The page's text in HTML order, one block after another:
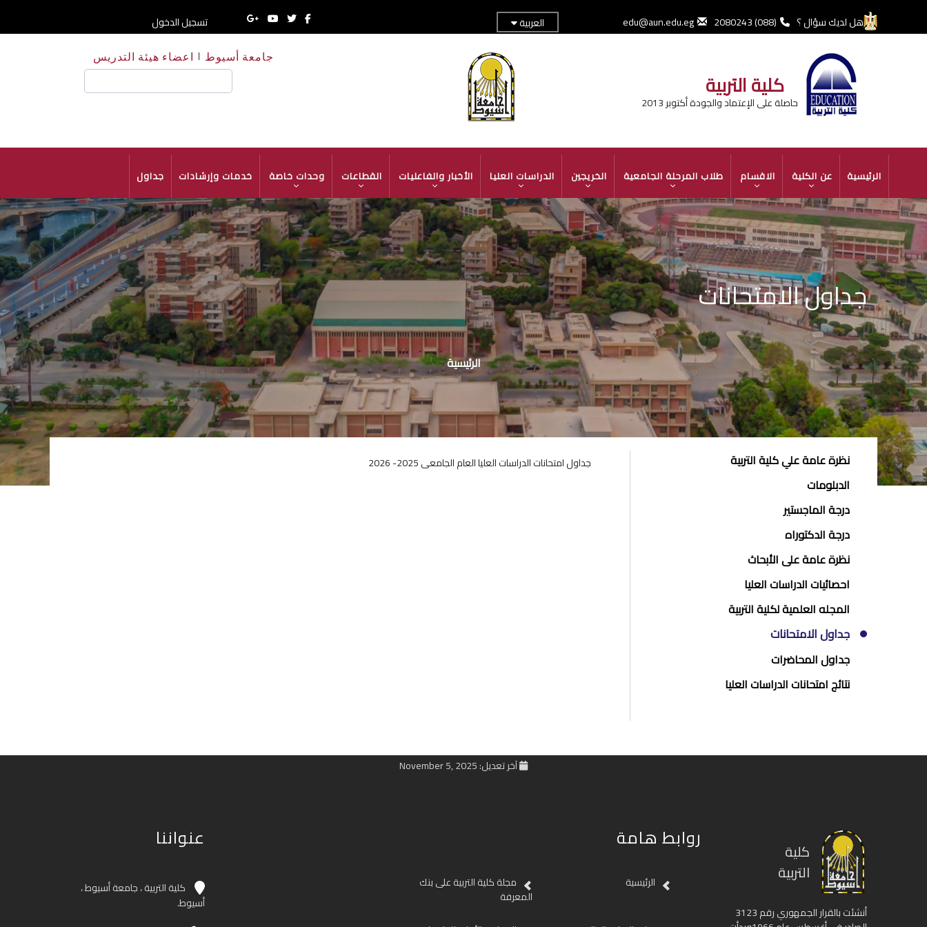
المحتوى
هل لديك سؤال ؟ (088) 2080243
edu@aun.edu.eg العربية تسجيل الدخول
كلية التربية
حاصلة على الإعتماد والجودة أكتوبر 2013
جامعة أسيوط اعضاء هيئة التدريس
بحث
NAVIGATION
الرئيسية عن الكلية الاقسام طلاب المرحلة الجامعية الخريجين الدراسات العليا الأخبار والفاعليات القطاعات وحدات خاصة خدمات وإرشادات جداول
جداول الامتحانات
مسار
التنقل
الرئيسية
جداول امتحانات الدراسات العليا العام الجامعى 2025- 2026
POSTGRAD
STUDIES
MENU
SIDE
BAR
نظرة عامة علي كلية التربية
الدبلومات
درجة الماجستير
درجة الدكتوراه
نظرة عامة على الأبحاث
احصائيات الدراسات العليا
المجله العلمية لكلية التربية
جداول الامتحانات
جداول المحاضرات
نتائج امتحانات الدراسات العليا
آخر تعديل: November 5, 2025
كلية
التربية
أنشئت بالقرار الجمهوري رقم 3123
روابط هامة
الرئيسية
مجلة كلية التربية على بنك
المعرفة
عنواننا
كلية التربية ، جامعة أسيوط ،
أسيوط.